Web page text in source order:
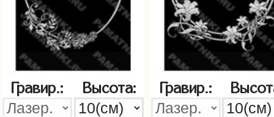
Гравир.: Высота: Гравир.: